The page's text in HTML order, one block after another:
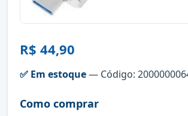
R$ 44,90
✅ Em estoque— Código:
Como comprar